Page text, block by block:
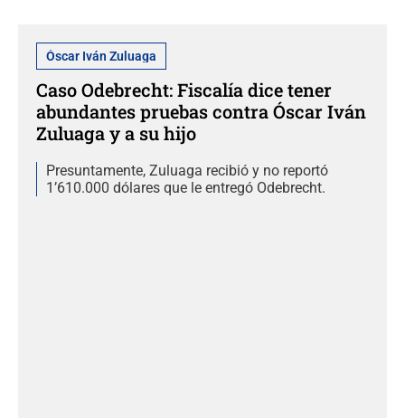
Óscar Iván Zuluaga
Caso Odebrecht: Fiscalía dice tener
abundantes pruebas contra Óscar Iván
Zuluaga y a su hijo
Presuntamente, Zuluaga recibió y no reportó
1’610.000 dólares que le entregó Odebrecht.